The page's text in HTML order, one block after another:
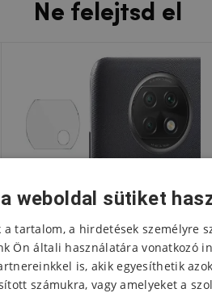
Ne felejtsd el
a weboldal sütiket
a tartalom, a hirdetések személyre
Ön általi használatára vonatkozó
is, akik egyesíthetik
számukra, vagy amelyeket a